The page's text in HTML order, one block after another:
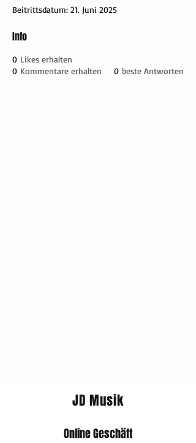
Beitrittsdatum: 21. Juni 2025
Info
0 Likes erhalten
0 Kommentare erhalten 0 beste Antworten
JD Musik
Online Geschäft